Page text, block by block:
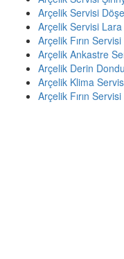
Arçelik Servisi
Arçelik Servisi Lara
Arçelik Fırın
Arçelik Ankastre
Arçelik Derin
Arçelik Klima
Arçelik Fırın